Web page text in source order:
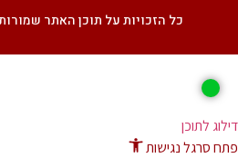
כל הזכויות על תוכן האתר
לתוכן
סרגל נגישות